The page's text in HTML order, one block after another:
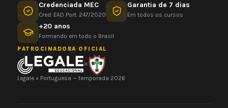
Credenciada MEC
Cred. EAD Port. 247/2020
Garantia de 7 dias
Em todos os cursos
+20 anos
Formando em todo o Brasil
PATROCINADORA OFICIAL
×
Legale × Portuguesa — temporada 2026